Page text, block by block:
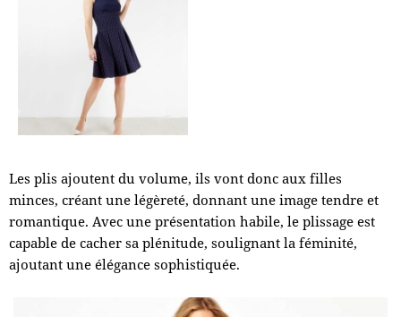
Les plis ajoutent du volume, ils vont donc aux filles
minces, créant une légèreté, donnant une image tendre et
romantique. Avec une présentation habile, le plissage est
capable de cacher sa plénitude, soulignant la féminité,
ajoutant une élégance sophistiquée.